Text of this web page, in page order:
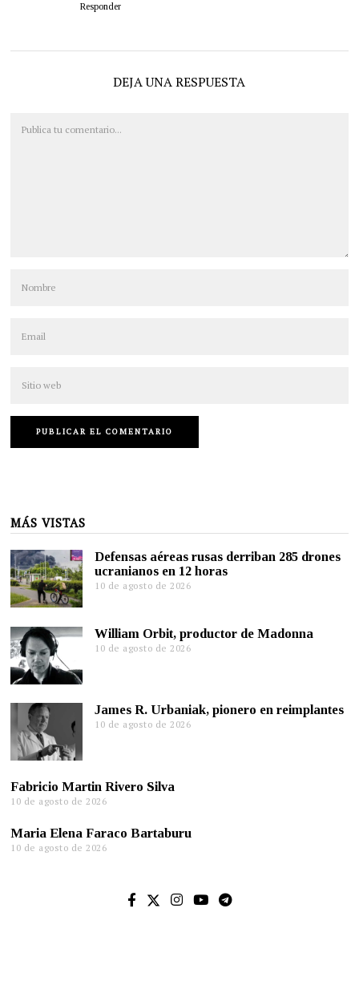
Responder
DEJA UNA RESPUESTA
MÁS VISTAS
Defensas aéreas rusas derriban 285 drones
ucranianos en 12 horas
10 de agosto de 2026
William Orbit, productor de Madonna
10 de agosto de 2026
James R. Urbaniak, pionero en reimplantes
10 de agosto de 2026
Fabricio Martin Rivero Silva
10 de agosto de 2026
Maria Elena Faraco Bartaburu
10 de agosto de 2026